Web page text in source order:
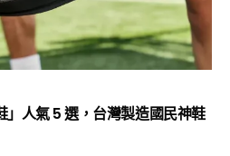
人氣 5 選，台灣製造國民神鞋